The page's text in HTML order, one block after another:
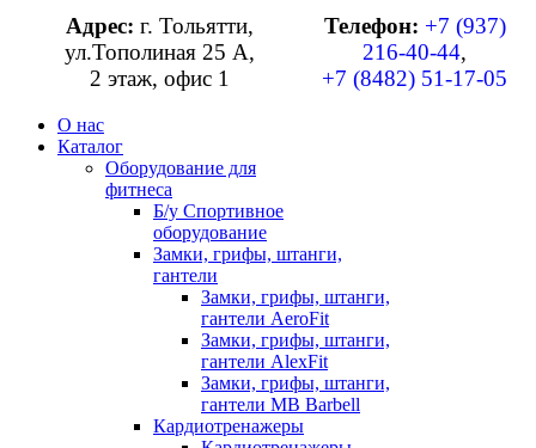
Адрес: г. Тольятти,
ул.Тополиная 25 А,
2 этаж, офис 1
Телефон: +7 (937)
216-40-44,
+7 (8482) 51-17-05
О нас
Каталог
Оборудование для
фитнеса
Б/у Спортивное
оборудование
Замки, грифы, штанги,
гантели
Замки, грифы, штанги,
гантели AeroFit
Замки, грифы, штанги,
гантели AlexFit
Замки, грифы, штанги,
гантели MB Barbell
Кардиотренажеры